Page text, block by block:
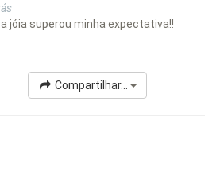
jóia superou minha expectativa!!
Compartilhar...